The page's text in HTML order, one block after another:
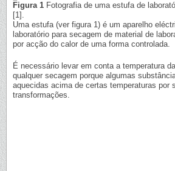
Figura 1 Fotografia de uma estufa de
[1].
Uma estufa (ver figura 1) é um aparelho
laboratório para secagem de material de
por acção do calor de uma forma controlada.
É necessário levar em conta a temperatura
qualquer secagem porque algumas
aquecidas acima de certas temperaturas por
transformações.